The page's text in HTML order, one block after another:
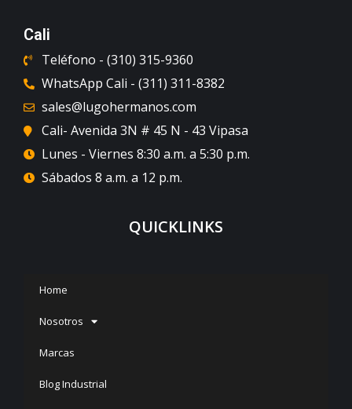
Cali
Teléfono - (310) 315-9360
WhatsApp Cali - (311) 311-8382
sales@lugohermanos.com
Cali- Avenida 3N # 45 N - 43 Vipasa
Lunes - Viernes 8:30 a.m. a 5:30 p.m.
Sábados 8 a.m. a 12 p.m.
QUICKLINKS
Home
Nosotros
Marcas
Blog Industrial